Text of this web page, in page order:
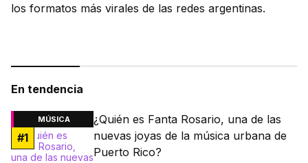
los formatos más virales de las redes argentinas.
En tendencia
MÚSICA
#1
¿Quién es Fanta Rosario, una de las
nuevas joyas de la música urbana de
Puerto Rico?